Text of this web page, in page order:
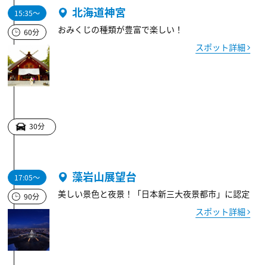
15:35～
60分
北海道神宮
おみくじの種類が豊富で楽しい！
スポット詳細
30分
17:05～
90分
藻岩山展望台
美しい景色と夜景！「日本新三大夜景都市」に認定
スポット詳細